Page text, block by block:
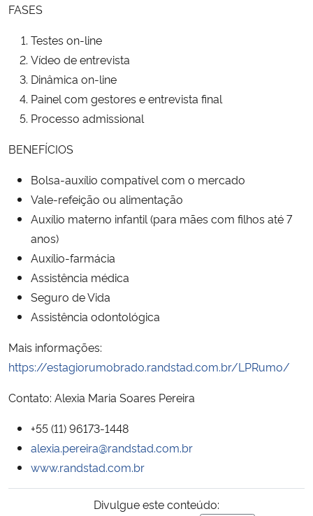
Ministério do Desenvolvimento Regional
Controladoria-Geral da União
Secretaria-Geral
Secretaria de Governo
Gabinete de Segurança Institucional
Advocacia-Geral da União
Banco Central do Brasil
FASES
Testes on-line
Vídeo de entrevista
Dinâmica on-line
Painel com gestores e entrevista final
Processo admissional
BENEFÍCIOS
Bolsa-auxílio compatível com o mercado
Vale-refeição ou alimentação
Auxílio materno infantil (para mães com filhos até 7
anos)
Auxílio-farmácia
Assistência médica
Seguro de Vida
Assistência odontológica
Mais informações:
https://estagiorumobrado.randstad.com.br/LPRumo/
Contato: Alexia Maria Soares Pereira
+55 (11) 96173-1448
alexia.pereira@randstad.com.br
www.randstad.com.br
Divulgue este conteúdo: